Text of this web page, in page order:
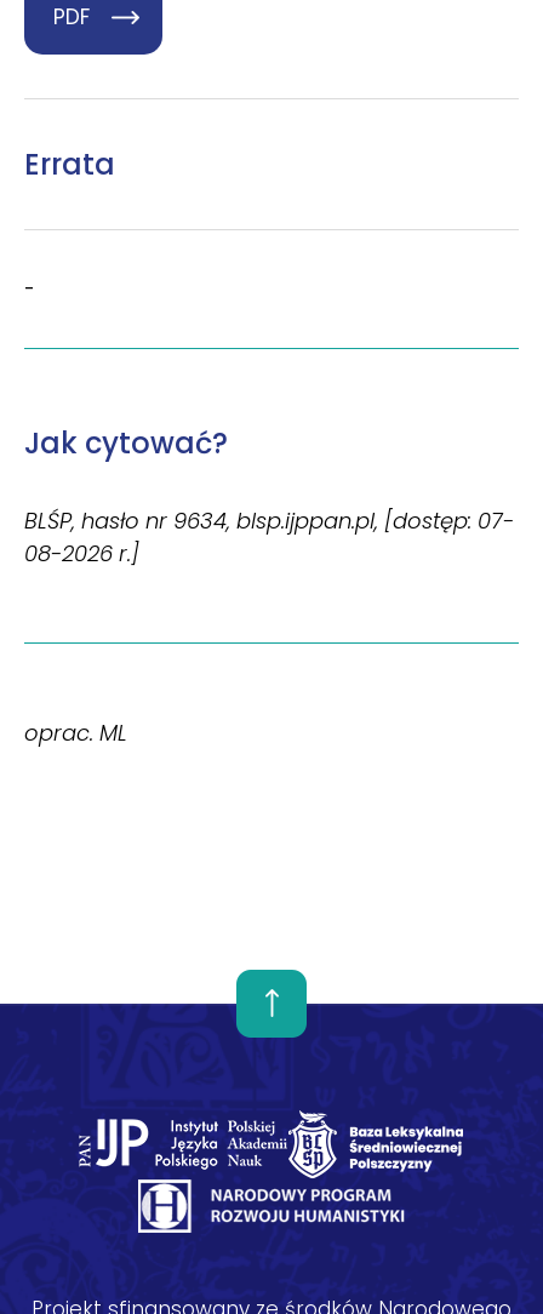
PDF
Errata
-
Jak cytować?
BLŚP, hasło nr 9634, blsp.ijppan.pl, [dostęp: 07-
08-2026 r.]
oprac. ML